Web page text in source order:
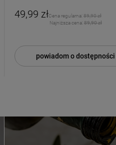
49,99 złCena regularna: 89,90 zł
Najniższa cena: 89,90 zł
powiadom o dostępności